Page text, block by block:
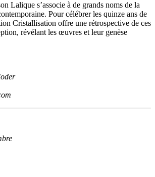
Lalique s’associe à de grands noms de la
Pour célébrer les quinze ans de
Cristallisation offre une rétrospective de ces
révélant les œuvres et leur genèse